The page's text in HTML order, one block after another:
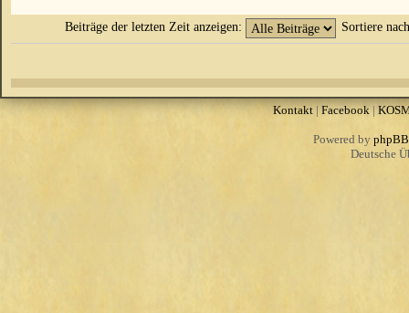
Beiträge der letzten Zeit anzeigen: Sortiere
Kontakt| Facebook|
Powered by phpBB
Deutsche